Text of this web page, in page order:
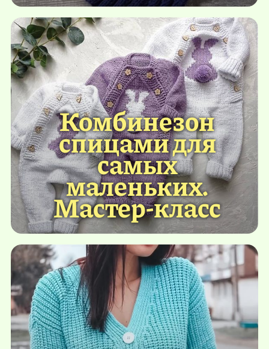
Комбинезон
спицами для
самых
маленьких.
Мастер-класс